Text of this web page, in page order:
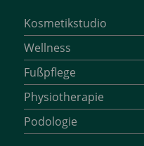
Kosmetikstudio
Wellness
Fußpflege
Physiotherapie
Podologie